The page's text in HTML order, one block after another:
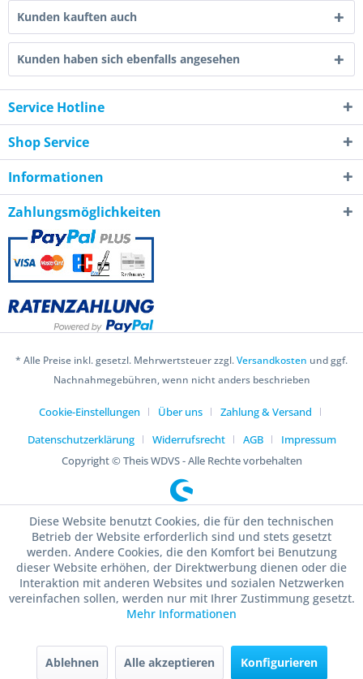
Kunden kauften auch
Kunden haben sich ebenfalls angesehen
Service Hotline
Shop Service
Informationen
Zahlungsmöglichkeiten
* Alle Preise inkl. gesetzl. Mehrwertsteuer zzgl.Versandkosten und ggf.
Nachnahmegebühren, wenn nicht anders beschrieben
Cookie-Einstellungen Über uns
Zahlung & Versand
Datenschutzerklärung
Widerrufsrecht AGB
Impressum
Copyright © Theis WDVS - Alle Rechte vorbehalten
Diese Website benutzt Cookies, die für den technischen
Betrieb der Website erforderlich sind und stets gesetzt
werden. Andere Cookies, die den Komfort bei Benutzung
dieser Website erhöhen, der Direktwerbung dienen oder die
Interaktion mit anderen Websites und sozialen Netzwerken
vereinfachen sollen, werden nur mit Ihrer Zustimmung gesetzt.
Mehr Informationen
Ablehnen Alle akzeptieren Konfigurieren